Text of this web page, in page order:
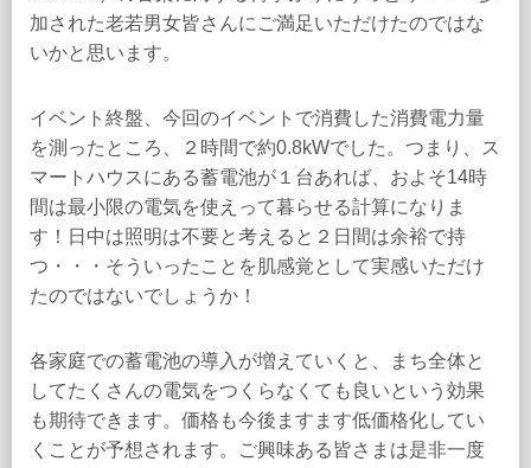
加された老若男女皆さんにご満足いただけたのではな
いかと思います。
イベント終盤、今回のイベントで消費した消費電力量
を測ったところ、２時間で約0.8kWでした。つまり、ス
マートハウスにある蓄電池が１台あれば、およそ14時
間は最小限の電気を使えって暮らせる計算になりま
す！日中は照明は不要と考えると２日間は余裕で持
つ・・・そういったことを肌感覚として実感いただけ
たのではないでしょうか！
各家庭での蓄電池の導入が増えていくと、まち全体と
してたくさんの電気をつくらなくても良いという効果
も期待できます。価格も今後ますます低価格化してい
くことが予想されます。ご興味ある皆さまは是非一度